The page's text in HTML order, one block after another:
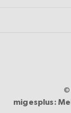
©
migesplus: